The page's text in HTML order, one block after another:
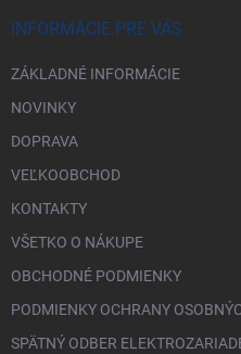
INFORMÁCIE PRE VÁS
ZÁKLADNÉ INFORMÁCIE
NOVINKY
DOPRAVA
VEĽKOOBCHOD
KONTAKTY
VŠETKO O NÁKUPE
OBCHODNÉ PODMIENKY
PODMIENKY OCHRANY
SPÄTNÝ ODBER